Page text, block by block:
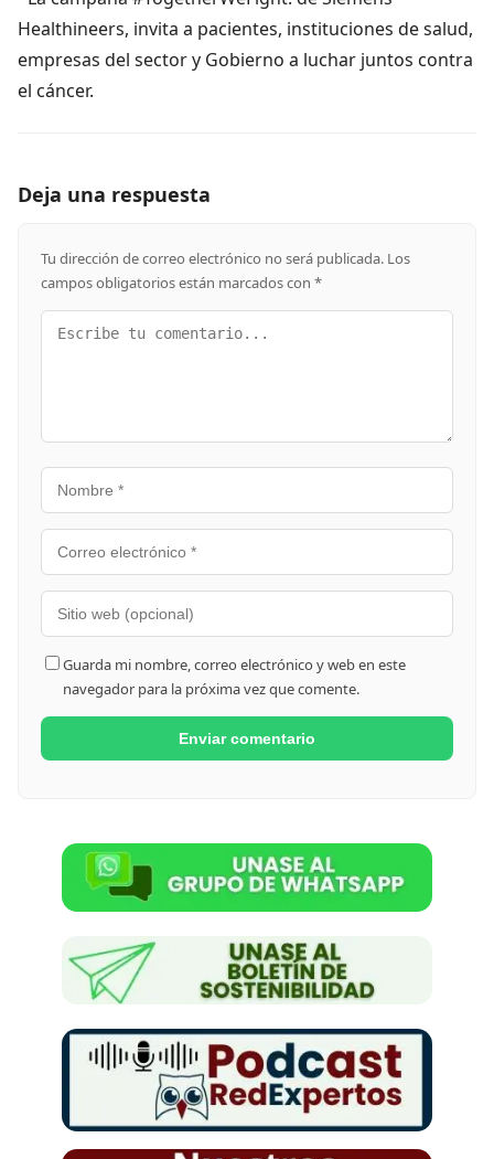
Healthineers, invita a pacientes, instituciones de salud,
empresas del sector y Gobierno a luchar juntos contra
el cáncer.
Deja una respuesta
Tu dirección de correo electrónico no será publicada. Los
campos obligatorios están marcados con *
Guarda mi nombre, correo electrónico y web en este
navegador para la próxima vez que comente.